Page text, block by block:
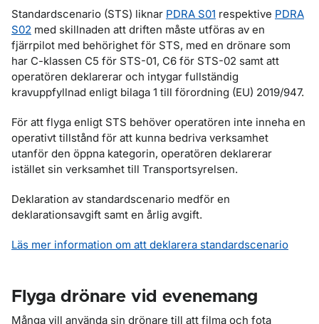
Standardscenario (STS) liknar PDRA S01 respektive PDRA
S02 med skillnaden att driften måste utföras av en
fjärrpilot med behörighet för STS, med en drönare som
har C-klassen C5 för STS-01, C6 för STS-02 samt att
operatören deklarerar och intygar fullständig
kravuppfyllnad enligt bilaga 1 till förordning (EU) 2019/947.
För att flyga enligt STS behöver operatören inte inneha en
operativt tillstånd för att kunna bedriva verksamhet
utanför den öppna kategorin, operatören deklarerar
istället sin verksamhet till Transportsyrelsen.
Deklaration av standardscenario medför en
deklarationsavgift samt en årlig avgift.
Läs mer information om att deklarera standardscenario
Flyga drönare vid evenemang
Många vill använda sin drönare till att filma och fota